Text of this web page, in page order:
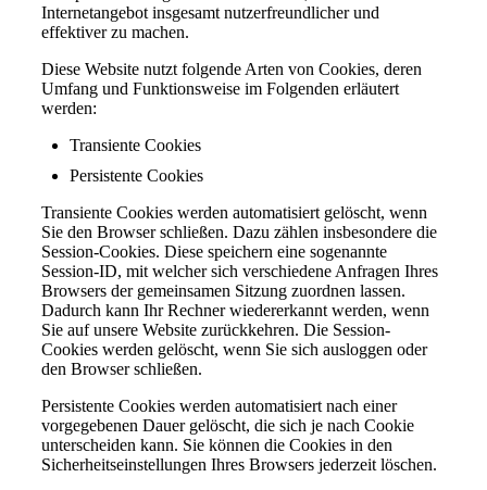
Internetangebot insgesamt nutzerfreundlicher und
effektiver zu machen.
Diese Website nutzt folgende Arten von Cookies, deren
Umfang und Funktionsweise im Folgenden erläutert
werden:
Transiente Cookies
Persistente Cookies
Transiente Cookies werden automatisiert gelöscht, wenn
Sie den Browser schließen. Dazu zählen insbesondere die
Session-Cookies. Diese speichern eine sogenannte
Session-ID, mit welcher sich verschiedene Anfragen Ihres
Browsers der gemeinsamen Sitzung zuordnen lassen.
Dadurch kann Ihr Rechner wiedererkannt werden, wenn
Sie auf unsere Website zurückkehren. Die Session-
Cookies werden gelöscht, wenn Sie sich ausloggen oder
den Browser schließen.
Persistente Cookies werden automatisiert nach einer
vorgegebenen Dauer gelöscht, die sich je nach Cookie
unterscheiden kann. Sie können die Cookies in den
Sicherheitseinstellungen Ihres Browsers jederzeit löschen.